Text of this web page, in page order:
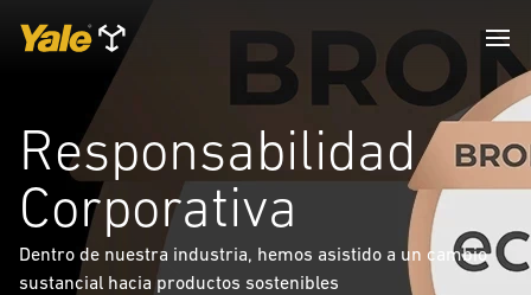
Responsabilidad
Corporativa
Dentro de nuestra industria, hemos asistido a un cambio
sustancial hacia productos sostenibles